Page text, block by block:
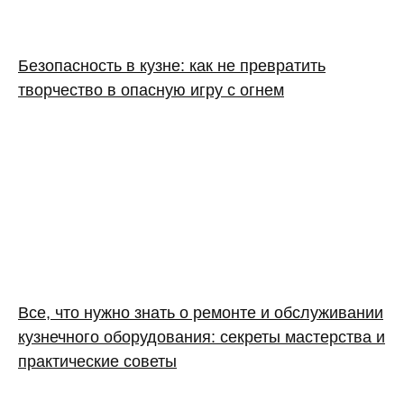
Безопасность в кузне: как не превратить
творчество в опасную игру с огнем
Все, что нужно знать о ремонте и обслуживании
кузнечного оборудования: секреты мастерства и
практические советы